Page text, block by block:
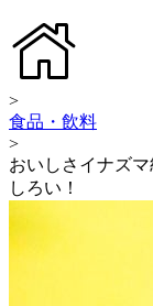
>
食品・飲料
>
おいしさイナズ
しろい！